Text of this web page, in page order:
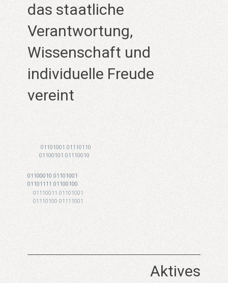
das staatliche
Verantwortung,
Wissenschaft und
individuelle Freude
vereint
01101111 01100100
01100101 01110010
01110011 01101001
01110100 01111001
Aktives